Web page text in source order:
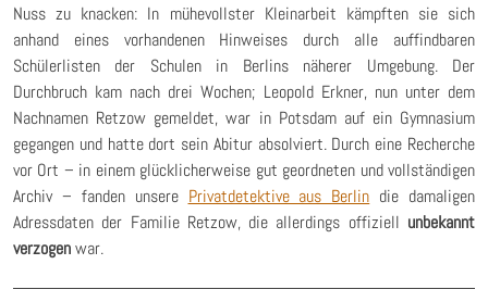
Nuss zu knacken: In mühevollster Kleinarbeit kämpften sie sich
anhand eines vorhandenen Hinweises durch alle auffindbaren
Schülerlisten der Schulen in Berlins näherer Umgebung. Der
Durchbruch kam nach drei Wochen; Leopold Erkner, nun unter dem
Nachnamen Retzow gemeldet, war in Potsdam auf ein Gymnasium
gegangen und hatte dort sein Abitur absolviert. Durch eine Recherche
vor Ort – in einem glücklicherweise gut geordneten und vollständigen
Archiv – fanden unsere Privatdetektive aus Berlin die damaligen
Adressdaten der Familie Retzow, die allerdings offiziell unbekannt
verzogenwar.